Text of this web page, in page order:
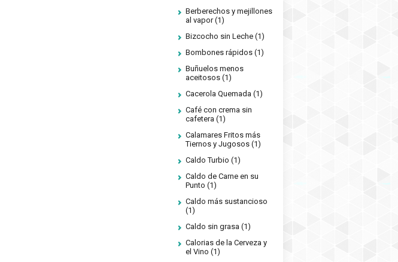
Berberechos y mejillones
al vapor (1)
Bizcocho sin Leche (1)
Bombones rápidos (1)
Buñuelos menos
aceitosos (1)
Cacerola Quemada (1)
Café con crema sin
cafetera (1)
Calamares Fritos más
Tiernos y Jugosos (1)
Caldo Turbio (1)
Caldo de Carne en su
Punto (1)
Caldo más sustancioso
(1)
Caldo sin grasa (1)
Calorias de la Cerveza y
el Vino (1)